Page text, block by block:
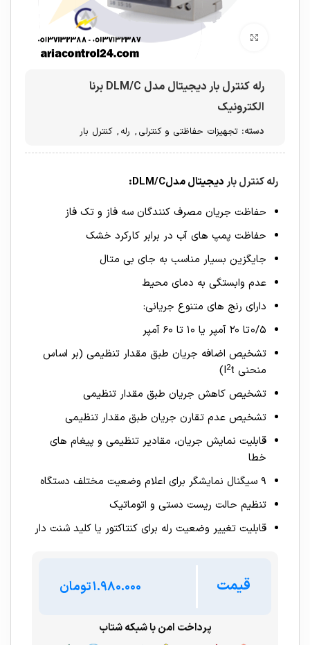
برای بزرگنمایی کلیک کنید
رله کنترل بار دیجیتال مدل DLM/C برنا
الکترونیک
دسته: تجهیزات حفاظتی و کنترلی , رله , کنترل بار
رله کنترل باردیجیتال مدلDLM/C:
حفاظت جریان مصرف کنندگان سه فاز و تک فاز
حفاظت پمپ های آب در برابر کارکرد خشک
جایگزین بسیار مناسب به جای بی متال
عدم وابستگی به دمای محیط
دارای رنج های متنوع جریانی:
۰/۵ تا ۲۰ آمپر یا ۱۰ تا ۶۰ آمپر
تشخیص اضافه جریان طبق مقدار تنظیمی (بر اساس
منحنی I
2t)
تشخیص کاهش جریان طبق مقدار تنظیمی
تشخیص عدم تقارن جریان طبق مقدار تنظیمی
قابلیت نمایش جریان، مقادیر تنظیمی و پیغام های
خطا
۹ سیگنال نمایشگر برای اعلام وضعیت مختلف دستگاه
تنظیم حالت ریست دستی و اتوماتیک
قابلیت تغییر وضعیت رله برای کنتاکتور یا کلید شنت دار
قیمت تومان
پرداخت امن با شبکه شتاب